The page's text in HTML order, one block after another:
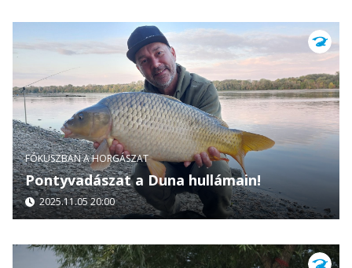
FÓKUSZBAN A HORGÁSZAT
Pontyvadászat a Duna hullámain!
2025.11.05 20:00